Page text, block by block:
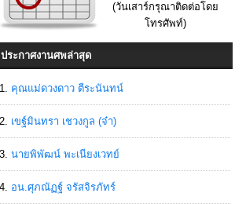
(วันเสาร์กรุณาติดต่อโดย
โทรศัพท์)
ประกาศงานศพล่าสุด
คุณแม่ดวงดาว ตีระนันทน์
เขฐ์มินทรา เชวงกูล (จ๋า)
นายพิพัฒน์ พะเนียงเวทย์
อน.ศุภณัฏฐ์ จรัสจิรภัทร์